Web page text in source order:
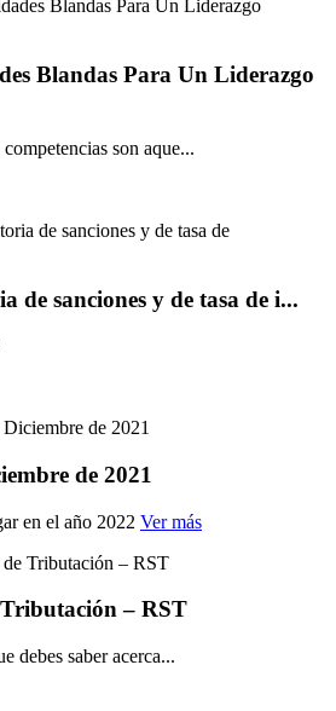
Blandas Para Un Liderazgo
son aque...
de sanciones y de tasa de i...
de 2021
en el año 2022 Ver más
– RST
debes saber acerca...